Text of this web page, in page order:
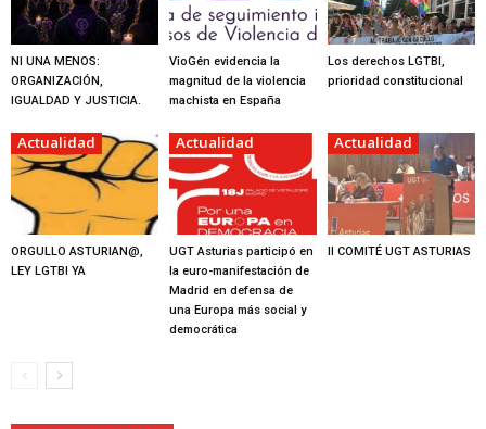
NI UNA MENOS:
ORGANIZACIÓN,
IGUALDAD Y JUSTICIA.
VioGén evidencia la
magnitud de la violencia
machista en España
Los derechos LGTBI,
prioridad constitucional
Actualidad
ORGULLO ASTURIAN@,
LEY LGTBI YA
Actualidad
UGT Asturias participó en
la euro-manifestación de
Madrid en defensa de
una Europa más social y
democrática
Actualidad
II COMITÉ UGT ASTURIAS